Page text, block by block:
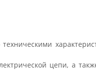
цепи, а